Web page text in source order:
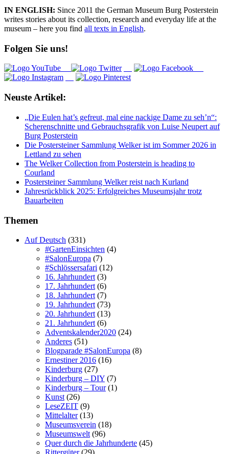
IN ENGLISH: Since 2011 the German Museum Burg Posterstein
writes stories about its collection, research and everyday life at the
museum – here you find all texts in English.
Folgen Sie uns!
Neuste Artikel:
„Die Eulen hat’s gefreut, mal eine nackige Dame zu seh’n“:
Scherenschnitte und Gebrauchsgrafik von Luise Neupert auf
Burg Posterstein
Die Postersteiner Sammlung Welker ist im Sommer 2026 in
Lettland zu sehen
The Welker Collection from Posterstein is heading to
Courland
Postersteiner Sammlung Welker reist nach Kurland
Jahresrückblick 2025: Erfolgreiches Museumsjahr trotz
Bauarbeiten
Themen
Auf Deutsch (331)
#GartenEinsichten (4)
#SalonEuropa (7)
#Schlössersafari (12)
16. Jahrhundert (3)
17. Jahrhundert (6)
18. Jahrhundert (7)
19. Jahrhundert (73)
20. Jahrhundert (13)
21. Jahrhundert (6)
Adventskalender2020 (24)
Anderes (51)
Blogparade #SalonEuropa (8)
Ernestiner 2016 (16)
Kinderburg (27)
Kinderburg – DIY (7)
Kinderburg – Tour(1)
Kunst (26)
LeseZEIT (9)
Mittelalter(13)
Museumsverein (18)
Museumswelt (96)
Quer durch die Jahrhunderte (45)